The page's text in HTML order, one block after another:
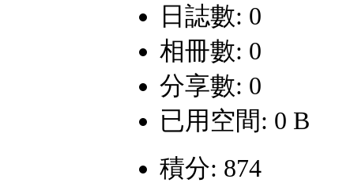
日誌數: 0
相冊數: 0
分享數: 0
已用空間: 0 B
積分: 874